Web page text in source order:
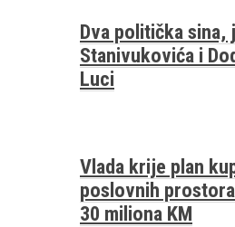
Dva politička sina,
Stanivukovića i
Luci
Vlada krije plan
poslovnih
30 miliona KM